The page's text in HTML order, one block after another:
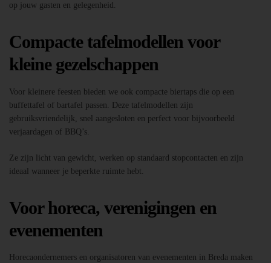
op jouw gasten en gelegenheid.
Compacte tafelmodellen voor
kleine gezelschappen
Voor kleinere feesten bieden we ook compacte biertaps die op een
buffettafel of bartafel passen. Deze tafelmodellen zijn
gebruiksvriendelijk, snel aangesloten en perfect voor bijvoorbeeld
verjaardagen of BBQ’s.
Ze zijn licht van gewicht, werken op standaard stopcontacten en zijn
ideaal wanneer je beperkte ruimte hebt.
Voor horeca, verenigingen en
evenementen
Horecaondernemers en organisatoren van evenementen in Breda maken